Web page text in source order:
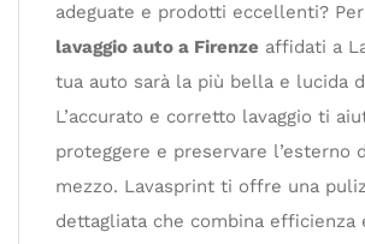
adeguate e prodotti eccellenti?
lavaggio auto a Firenze affidati a
tua auto sarà la più bella e lucida
L’accurato e corretto lavaggio ti
proteggere e preservare l’esterno
mezzo. Lavasprint ti offre una
dettagliata che combina efficienza